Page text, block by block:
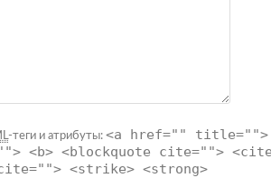
-теги и атрибуты: <a href="" title="">
<b> <blockquote cite="">
<strike> <strong>